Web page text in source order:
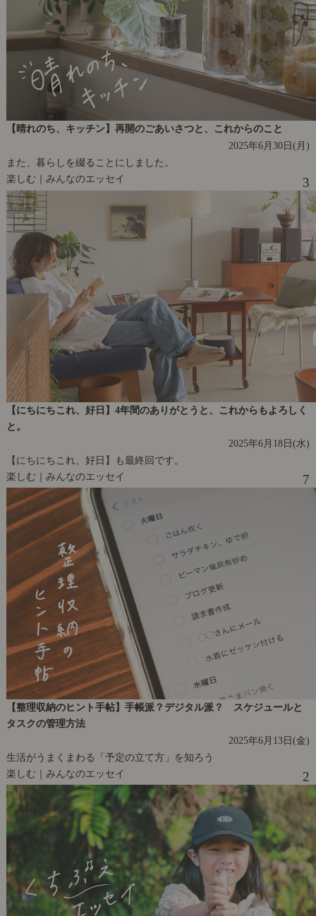
【晴れのち、キッチン】再開のごあいさつと、これからのこと
2025年6月30日(月)
また、暮らしを綴ることにしました。
楽しむ｜みんなのエッセイ
3
【にちにちこれ、好日】4年間のありがとうと、これからもよろしく
と。
2025年6月18日(水)
【にちにちこれ、好日】も最終回です。
楽しむ｜みんなのエッセイ
7
【整理収納のヒント手帖】手帳派？デジタル派？ スケジュールと
タスクの管理方法
2025年6月13日(金)
生活がうまくまわる「予定の立て方」を知ろう
楽しむ｜みんなのエッセイ
2